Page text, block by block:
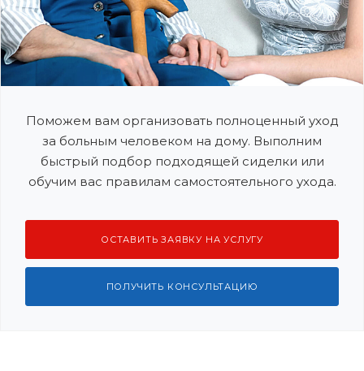
Поможем вам организовать полноценный уход
за больным человеком на дому. Выполним
быстрый подбор подходящей сиделки или
обучим вас правилам самостоятельного ухода.
ОСТАВИТЬ ЗАЯВКУ НА УСЛУГУ
ПОЛУЧИТЬ КОНСУЛЬТАЦИЮ